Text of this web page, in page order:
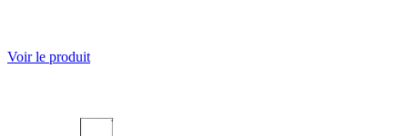
Voir le produit